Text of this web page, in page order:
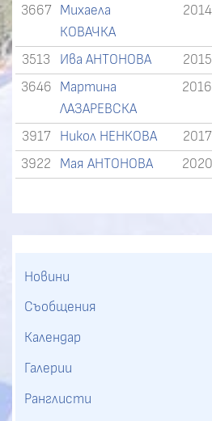
3667
Михаела
КОВАЧКА
2014
3513 Ива АНТОНОВА
2015
3646
Мартина
ЛАЗАРЕВСКА
2016
3917 Никол НЕНКОВА
2017
3922
Мая АНТОНОВА 2020
Новини
Съобщения
Календар
Галерии
Ранглисти